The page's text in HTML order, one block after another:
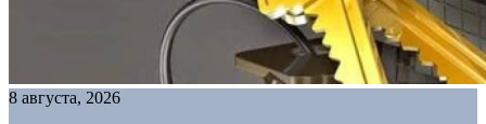
8 августа, 2026